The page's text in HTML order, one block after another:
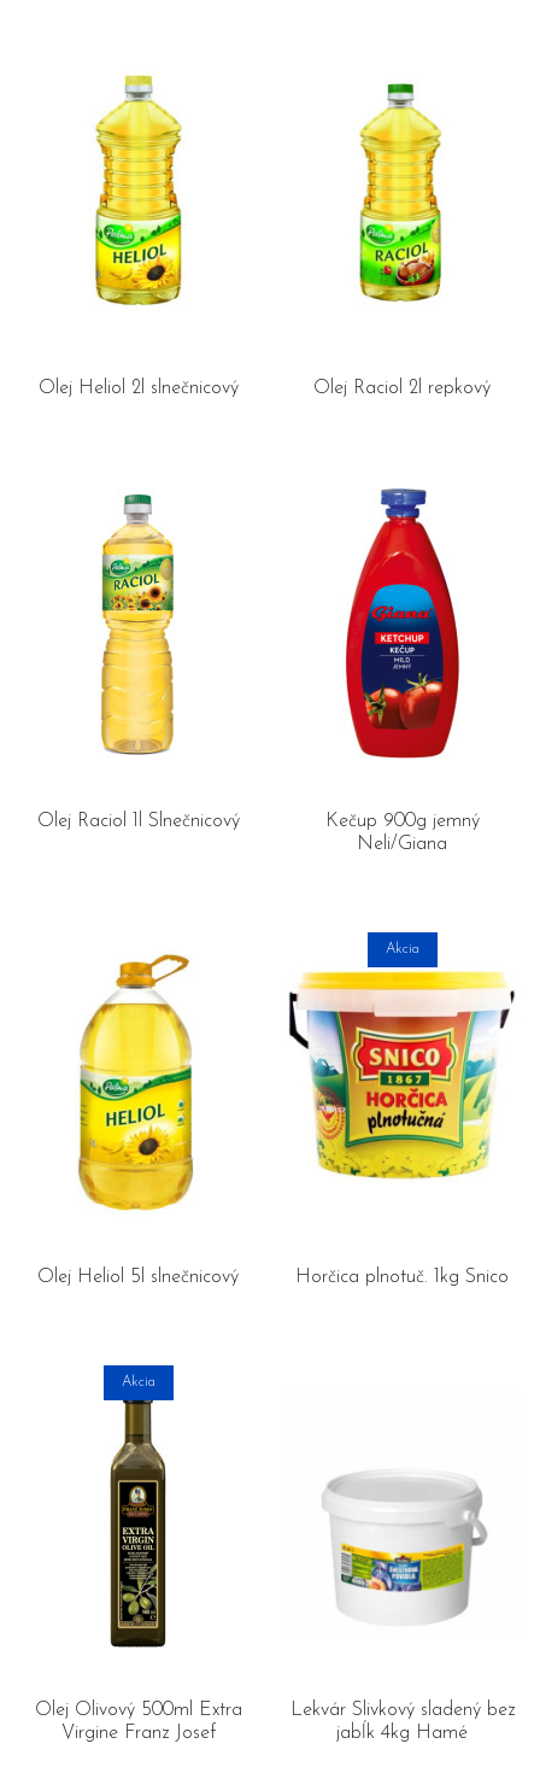
Olej Heliol 2l slnečnicový Olej Raciol 2l repkový
Olej Raciol 1l Slnečnicový
Kečup 900g jemný
Neli/Giana
Olej Heliol 5l slnečnicový
Akcia
Horčica plnotuč. 1kg Snico
Akcia
Olej Olivový 500ml Extra
Virgine Franz Josef
Lekvár Slivkový sladený bez
jabĺk 4kg Hamé